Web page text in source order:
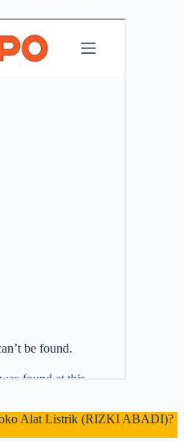
Alat Listrik (RIZKI ABADI)?